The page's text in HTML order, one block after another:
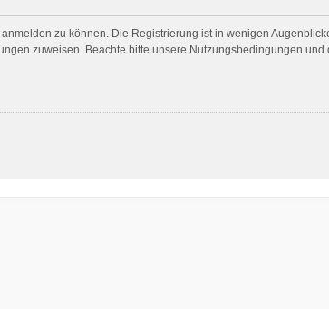
zu können. Die Registrierung ist in wenigen
zuweisen. Beachte bitte unsere Nutzungsbedingungen